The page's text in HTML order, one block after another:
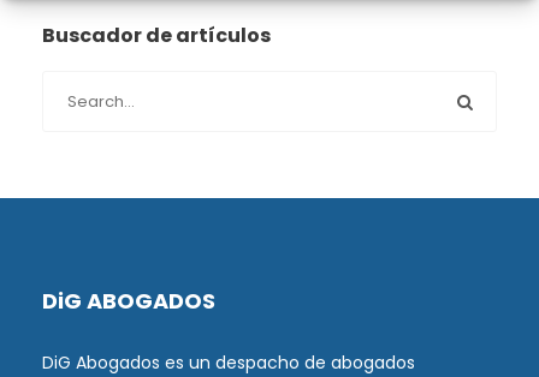
Buscador de artículos
DiG ABOGADOS
DiG Abogados es un despacho de abogados